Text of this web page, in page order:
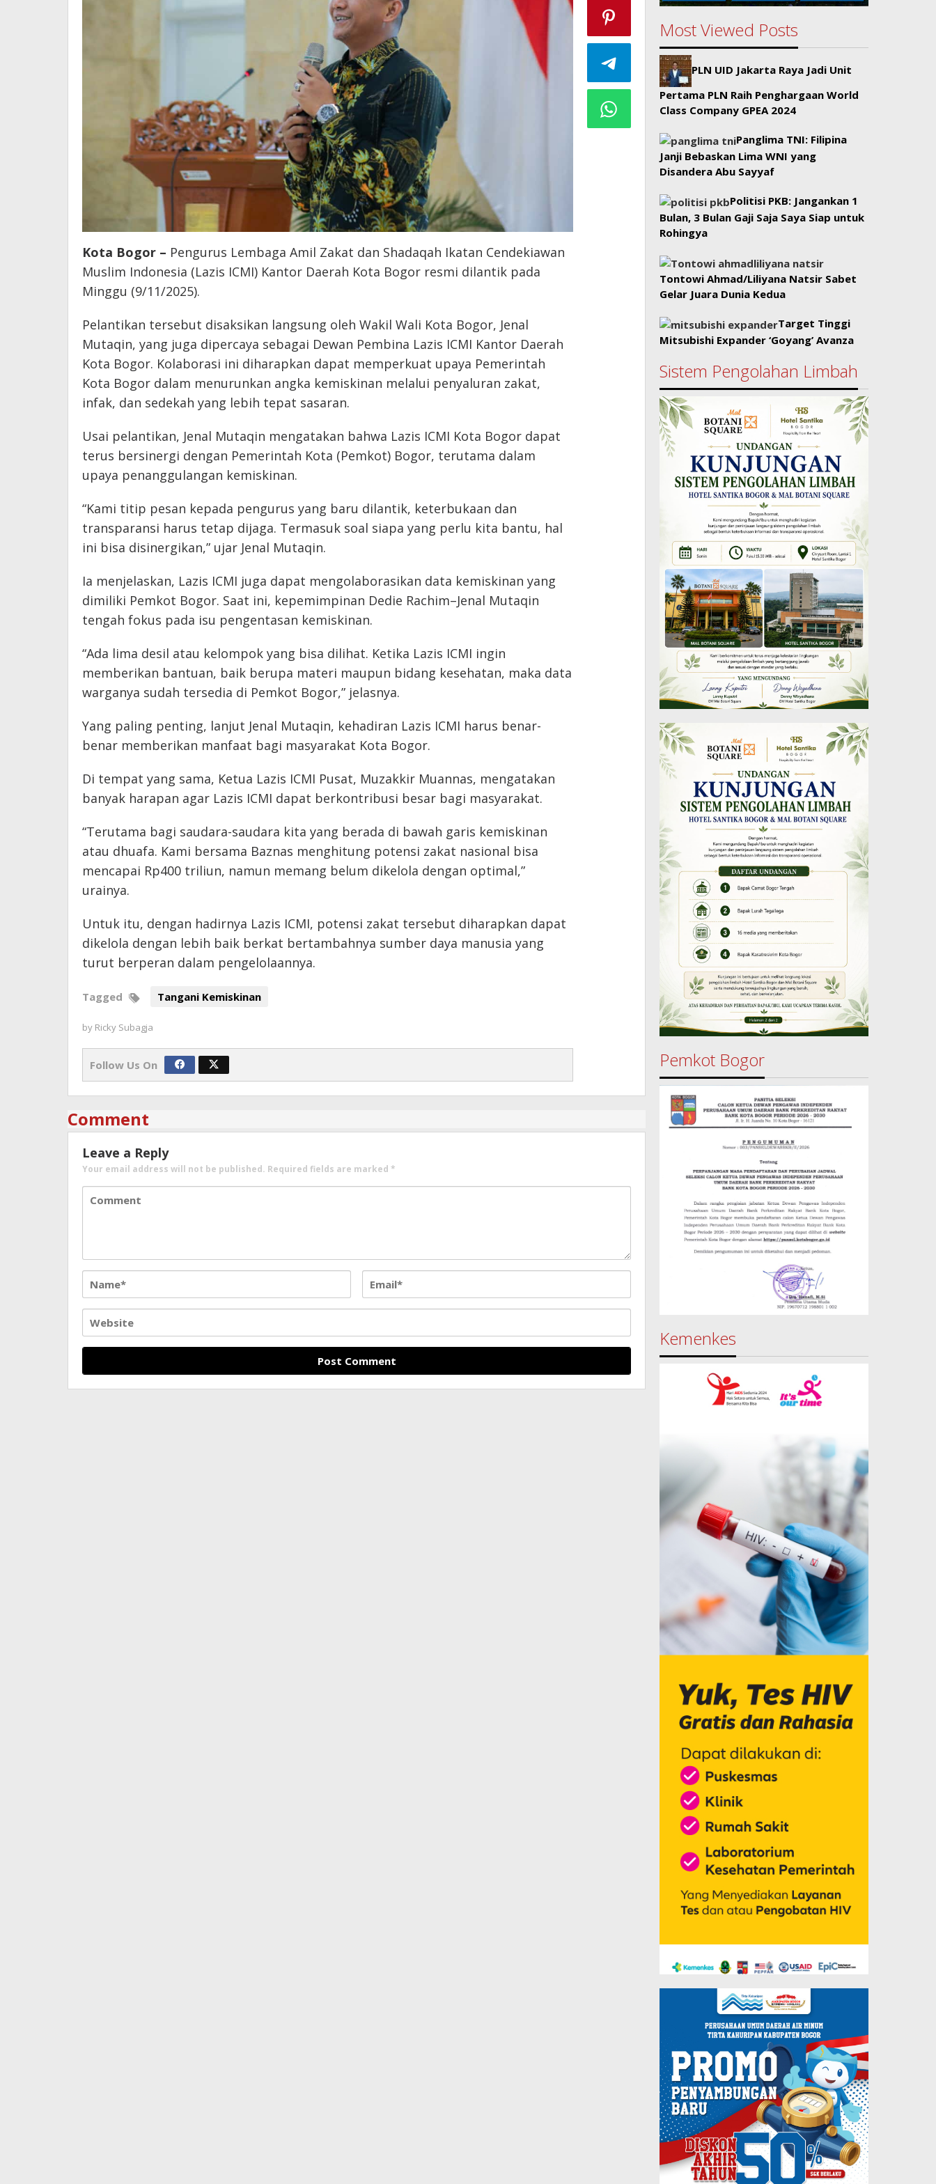
Kota Bogor – Pengurus Lembaga Amil Zakat dan Shadaqah Ikatan Cendekiawan
Muslim Indonesia (Lazis ICMI) Kantor Daerah Kota Bogor resmi dilantik pada
Minggu (9/11/2025).
Pelantikan tersebut disaksikan langsung oleh Wakil Wali Kota Bogor, Jenal
Mutaqin, yang juga dipercaya sebagai Dewan Pembina Lazis ICMI Kantor Daerah
Kota Bogor. Kolaborasi ini diharapkan dapat memperkuat upaya Pemerintah
Kota Bogor dalam menurunkan angka kemiskinan melalui penyaluran zakat,
infak, dan sedekah yang lebih tepat sasaran.
Usai pelantikan, Jenal Mutaqin mengatakan bahwa Lazis ICMI Kota Bogor dapat
terus bersinergi dengan Pemerintah Kota (Pemkot) Bogor, terutama dalam
upaya penanggulangan kemiskinan.
“Kami titip pesan kepada pengurus yang baru dilantik, keterbukaan dan
transparansi harus tetap dijaga. Termasuk soal siapa yang perlu kita bantu, hal
ini bisa disinergikan,” ujar Jenal Mutaqin.
Ia menjelaskan, Lazis ICMI juga dapat mengolaborasikan data kemiskinan yang
dimiliki Pemkot Bogor. Saat ini, kepemimpinan Dedie Rachim–Jenal Mutaqin
tengah fokus pada isu pengentasan kemiskinan.
“Ada lima desil atau kelompok yang bisa dilihat. Ketika Lazis ICMI ingin
memberikan bantuan, baik berupa materi maupun bidang kesehatan, maka data
warganya sudah tersedia di Pemkot Bogor,” jelasnya.
Yang paling penting, lanjut Jenal Mutaqin, kehadiran Lazis ICMI harus benar-
benar memberikan manfaat bagi masyarakat Kota Bogor.
Di tempat yang sama, Ketua Lazis ICMI Pusat, Muzakkir Muannas, mengatakan
banyak harapan agar Lazis ICMI dapat berkontribusi besar bagi masyarakat.
“Terutama bagi saudara-saudara kita yang berada di bawah garis kemiskinan
atau dhuafa. Kami bersama Baznas menghitung potensi zakat nasional bisa
mencapai Rp400 triliun, namun memang belum dikelola dengan optimal,”
urainya.
Untuk itu, dengan hadirnya Lazis ICMI, potensi zakat tersebut diharapkan dapat
dikelola dengan lebih baik berkat bertambahnya sumber daya manusia yang
turut berperan dalam pengelolaannya.
Tagged Tangani Kemiskinan
by Ricky Subagja
Follow Us On
Comment
Leave a Reply
Your email address will not be published. Required fields are marked *
Most Viewed Posts
PLN UID Jakarta Raya Jadi Unit
Pertama PLN Raih Penghargaan World
Class Company GPEA 2024
Panglima TNI: Filipina
Janji Bebaskan Lima WNI yang
Disandera Abu Sayyaf
Politisi PKB: Jangankan 1
Bulan, 3 Bulan Gaji Saja Saya Siap untuk
Rohingya
Tontowi Ahmad/Liliyana Natsir Sabet
Gelar Juara Dunia Kedua
Target Tinggi
Mitsubishi Expander ‘Goyang’ Avanza
Sistem Pengolahan Limbah
Pemkot Bogor
Kemenkes